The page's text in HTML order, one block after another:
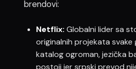
brendovi:
Netflix: Globalni lider sa
originalnih projekata svake
katalog ogroman, jezička